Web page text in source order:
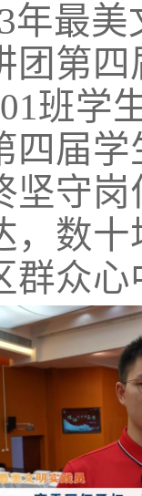
年最
团第
班学
四届
坚守
，数
群众心